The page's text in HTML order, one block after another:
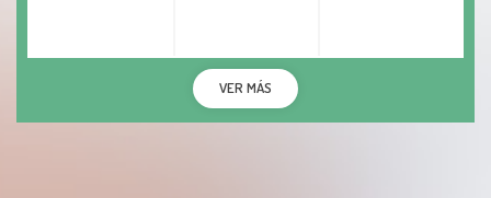
VER MÁS